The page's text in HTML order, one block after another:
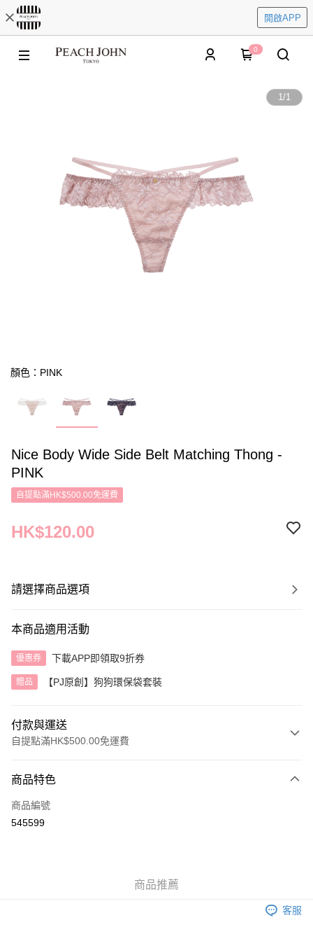
開啟APP
0
1/1
顏色：PINK
Nice Body Wide Side Belt Matching Thong -
PINK
自提點滿HK$500.00免運費
HK$120.00
請選擇商品選項
本商品適用活動
優惠券 下載APP即領取9折券
贈品 【PJ原創】狗狗環保袋套裝
付款與運送
自提點滿HK$500.00免運費
信用卡
AlipayHK
每筆HK$40.00，滿HK$500.00或以上免運費
商品特色
商品編號
545599
商品推薦
客服